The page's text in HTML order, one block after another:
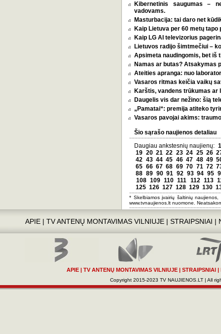
Kibernetinis saugumas –
vadovams.
Masturbacija: tai daro net
Kaip Lietuva per 60 metų
Kaip LG AI televizorius
Lietuvos radijo šimtmečiui –
Apsimeta naudingomis, bet iš
Namas ar butas? Atsakymas
Ateities apranga: nuo
Vasaros ritmas keičia vaikų
Karštis, vandens trūkumas ar
Daugelis vis dar nežino: šią
„Pamatai“: premija atiteko
Vasaros pavojai akims:
Šio sąrašo naujienos detaliau
Daugiau ankstesnių naujienų: 1
19 20 21 22 23 24 25 26
42 43 44 45 46 47 48 49
65 66 67 68 69 70 71 72
88 89 90 91 92 93 94 95
108 109 110 111 112 113
125 126 127 128 129 130
* Skelbiamos įvairių šaltinių
www.tvnaujienos.lt nuomone.
APIE| TV ANTENŲ MONTAVIMAS VILNIUJE| STRAIPSNIAI |
APIE | TV ANTENŲ MONTAVIMAS VILNIUJE | STRAIPSNIAI |
Copyright 2015-2023 TV NAUJIENOS.LT | All